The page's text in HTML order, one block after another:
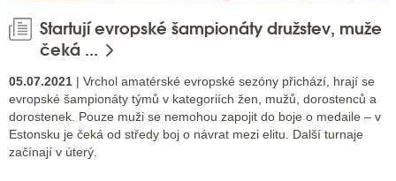
Startují evropské šampionáty družstev, muže
čeká ...
05.07.2021 | Vrchol amatérské evropské sezóny přichází, hrají se
evropské šampionáty týmů v kategoriích žen, mužů, dorostenců a
dorostenek. Pouze muži se nemohou zapojit do boje o medaile – v
Estonsku je čeká od středy boj o návrat mezi elitu. Další turnaje
začínají v úterý.